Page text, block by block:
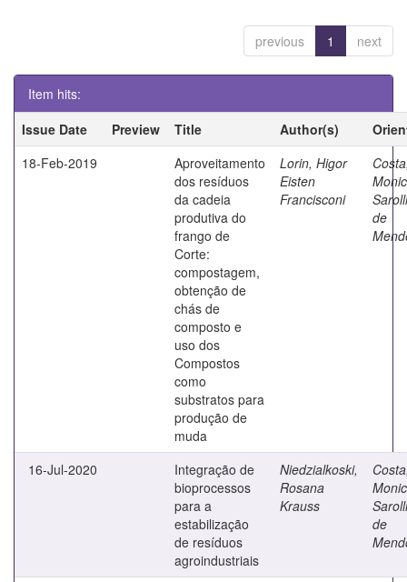
previous 1 next
Item hits:
Issue Date
Preview Title Author(s)
18-Feb-2019
Aproveitamento
dos resíduos
da cadeia
produtiva do
frango de
Corte:
compostagem,
obtenção de
chás de
composto e
uso dos
Compostos
como
substratos para
produção de
muda
Lorin, Higor
Eisten
Francisconi
de
16-Jul-2020
Integração de
bioprocessos
para a
estabilização
de resíduos
agroindustriais
Niedzialkoski,
Rosana
Krauss
de